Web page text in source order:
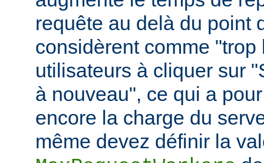
requête au delà du point
considèrent comme
utilisateurs à cliquer sur
à nouveau", ce qui a
encore la charge du
même devez définir la